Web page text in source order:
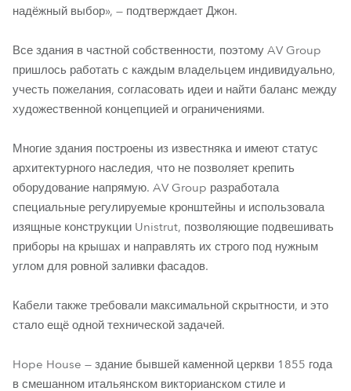
надёжный выбор», — подтверждает Джон.
Все здания в частной собственности, поэтому AV Group
пришлось работать с каждым владельцем индивидуально,
учесть пожелания, согласовать идеи и найти баланс между
художественной концепцией и ограничениями.
Многие здания построены из известняка и имеют статус
архитектурного наследия, что не позволяет крепить
оборудование напрямую. AV Group разработала
специальные регулируемые кронштейны и использовала
изящные конструкции Unistrut, позволяющие подвешивать
приборы на крышах и направлять их строго под нужным
углом для ровной заливки фасадов.
Кабели также требовали максимальной скрытности, и это
стало ещё одной технической задачей.
Hope House — здание бывшей каменной церкви 1855 года
в смешанном итальянском викторианском стиле и